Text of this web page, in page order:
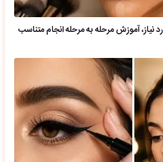
نیاز، آموزش مرحله به مرحله انجام متناسب